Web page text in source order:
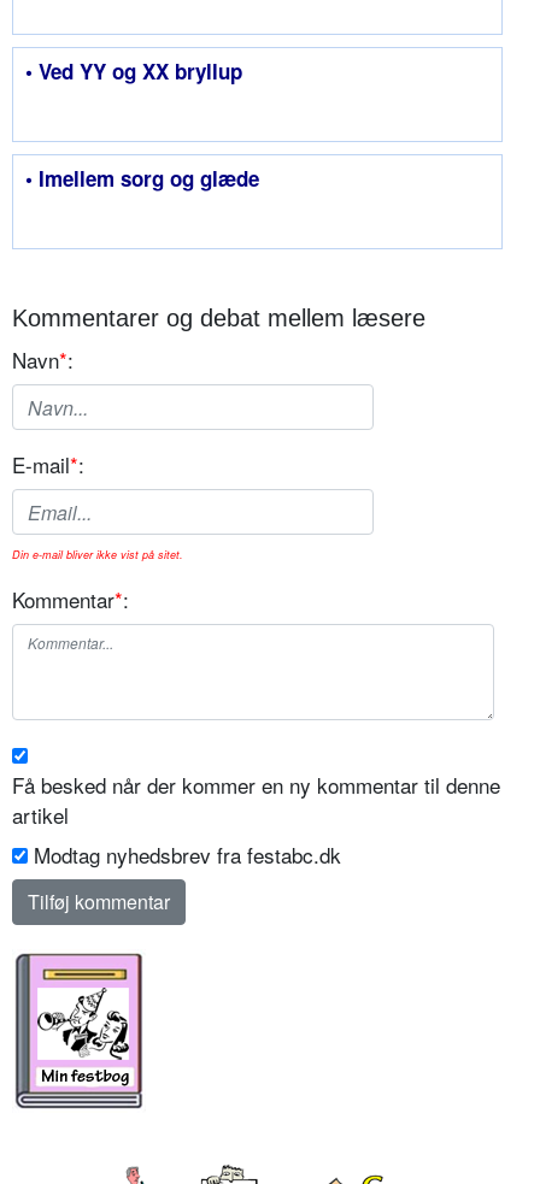
• Ved YY og XX bryllup
• Imellem sorg og glæde
Kommentarer og debat mellem læsere
Navn*:
E-mail*:
Din e-mail bliver ikke vist på sitet.
Kommentar*:
Få besked når der kommer en ny kommentar til denne
artikel
Modtag nyhedsbrev fra festabc.dk